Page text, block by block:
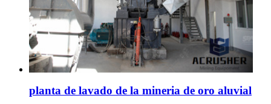
planta de lavado de la mineria de oro aluvial